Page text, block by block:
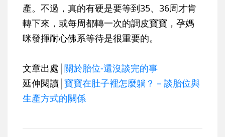
產。不過，真的有硬是要等到35、36周才肯
轉下來，或每周都轉一次的調皮寶寶，孕媽
咪發揮耐心佛系等待是很重要的。
文章出處│ 關於胎位-還沒談完的事
延伸閱讀│ 寶寶在肚子裡怎麼躺？－談胎位與
生產方式的關係